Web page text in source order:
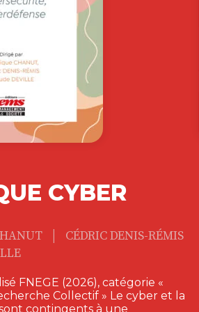
CYBER
CÉDRIC DENIS-RÉMIS
FNEGE (2026), catégorie «
Collectif » Le cyber et la
contingents à une